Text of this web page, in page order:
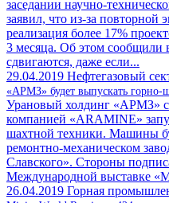
заседании научно-
заявил, что из-за повторной
реализация более 17%
3 месяца. Об этом
сдвигаются, даже если...
29.04.2019 Нефтегазовый
«АРМЗ» будет выпускать
Урановый холдинг «АРМЗ»
компанией «ARAMINE»
шахтной техники. Машины
ремонтно-механическом
Славского». Стороны
Международной выставке
26.04.2019 Горная